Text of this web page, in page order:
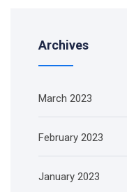
Archives
March 2023
February 2023
January 2023